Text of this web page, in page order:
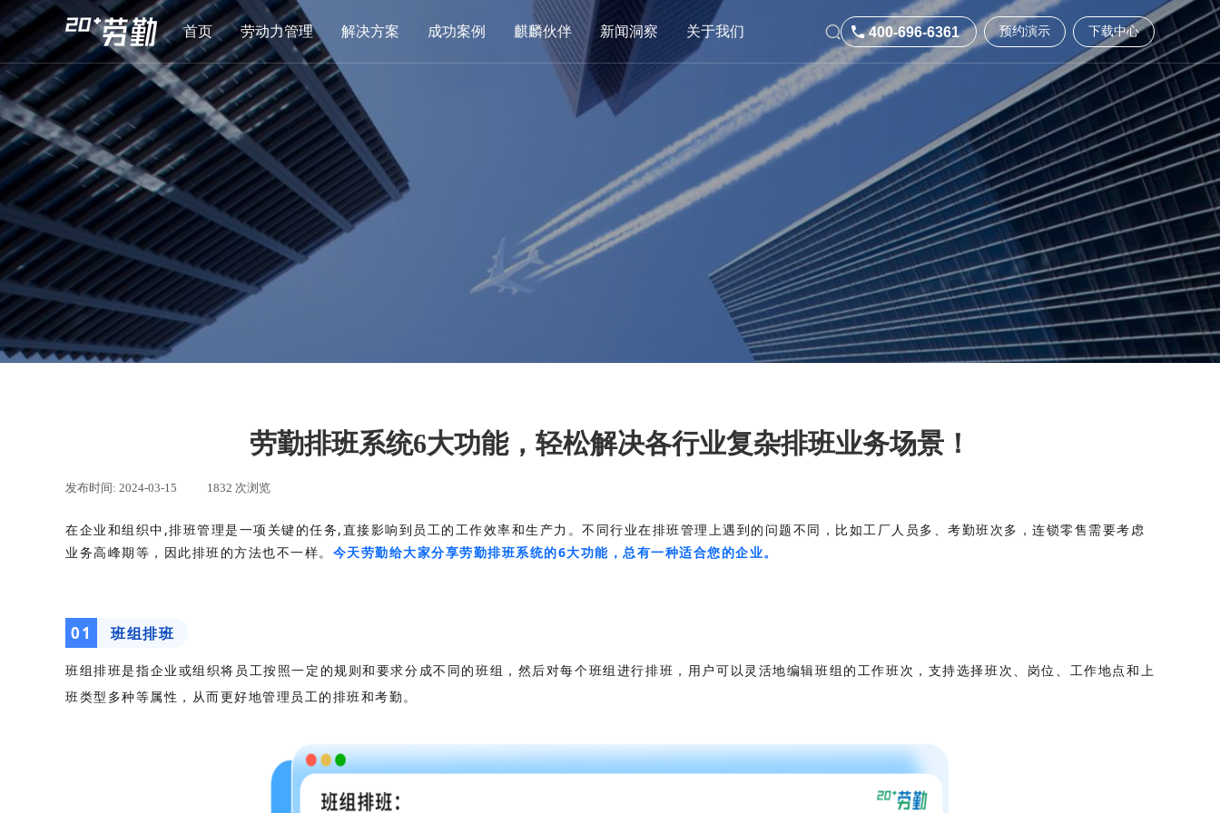
首页 劳动力管理 解决方案 成功案例 麒麟伙伴 新闻洞察 关于我们 预约演示
400-696-6361 下载中心
400-696-6361 下载中心
预约演示
首页 劳动力管理 麒麟伙伴 新闻洞察
劳勤排班系统6大功能，轻松解决各行业复杂排班业务场景！
发布时间: 2024-03-15 1832 次浏览
在企业和组织中,排班管理是一项关键的任务,直接影响到员工的工作效率和生产力。不同行业在排班管理上遇到的问题不同，比如工厂人员多、考勤班次多，连锁零售需要考虑
业务高峰期等，因此排班的方法也不一样。 今天劳勤给大家分享劳勤排班系统的6大功能，总有一种适合您的企业。
01 班组排班
班组排班是指企业或组织将员工按照一定的规则和要求分成不同的班组，然后对每个班组进行排班，用户可以灵活地编辑班组的工作班次，支持选择班次、岗位、工作地点和上
班类型多种等属性，从而更好地管理员工的排班和考勤。